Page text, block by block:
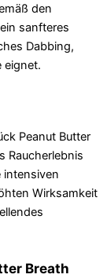
den
sanfteres
Dabbing,
eignet.
Peanut Butter
Raucherlebnis
intensiven
Wirksamkeit
Breath